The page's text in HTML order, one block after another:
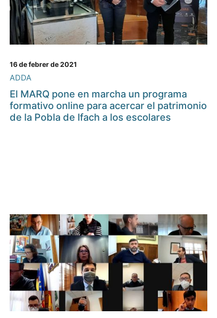
16 de febrer de 2021
ADDA
El MARQ pone en marcha un programa
formativo online para acercar el patrimonio
de la Pobla de Ifach a los escolares